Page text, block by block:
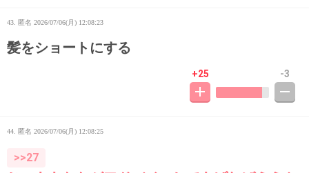
43. 匿名 2026/07/06(月) 12:08:23
髪をショートにする
+25 -3
44. 匿名 2026/07/06(月) 12:08:25
>>27